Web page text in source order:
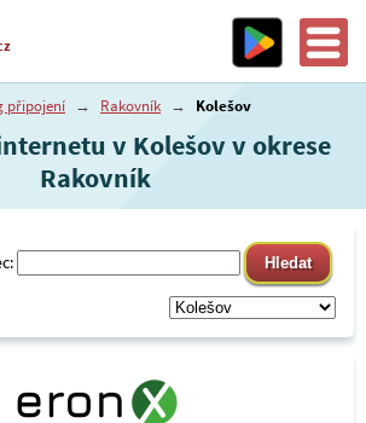
připojení → Rakovník → Kolešov
v Kolešov v okrese
Rakovník